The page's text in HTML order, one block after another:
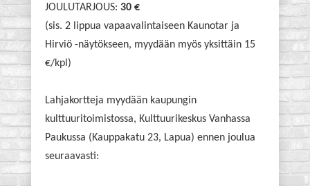
JOULUTARJOUS: 30 €
(sis. 2 lippua vapaavalintaiseen Kaunotar ja
Hirviö -näytökseen, myydään myös yksittäin 15
€/kpl)
Lahjakortteja myydään kaupungin
kulttuuritoimistossa, Kulttuurikeskus Vanhassa
Paukussa (Kauppakatu 23, Lapua) ennen joulua
seuraavasti: